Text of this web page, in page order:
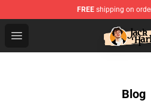
FREE shipping on
Open menu
Jack Harlow Shop - Official
Blog